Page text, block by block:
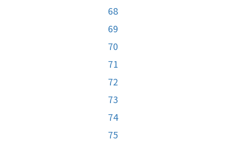
68
69
70
71
72
73
74
75